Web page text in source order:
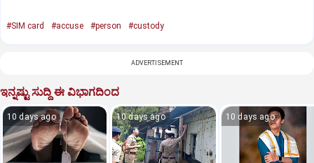
#SIM card #accuse #person #custody
ADVERTISEMENT
ಇನ್ನಷ್ಟು ಸುದ್ದಿ ಈ ವಿಭಾಗದಿಂದ
10 days ago 10 days ago 10 days ago